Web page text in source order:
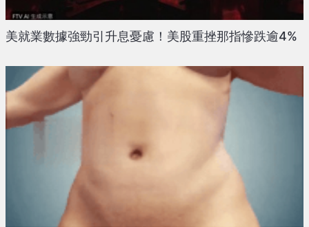
美就業數據強勁引升息憂慮！美股重挫那指慘跌逾4%